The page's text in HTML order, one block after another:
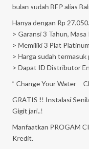
bulan sudah BEP alias
Hanya dengan Rp
> Garansi 3 Tahun,
> Memiliki 3 Plat Platinum
> Harga sudah termasuk
> Dapat ID Distributor
” Change Your Water –
GRATIS !! Instalasi
Gigit jari..!
Manfaatkan PROGAM
Kredit.